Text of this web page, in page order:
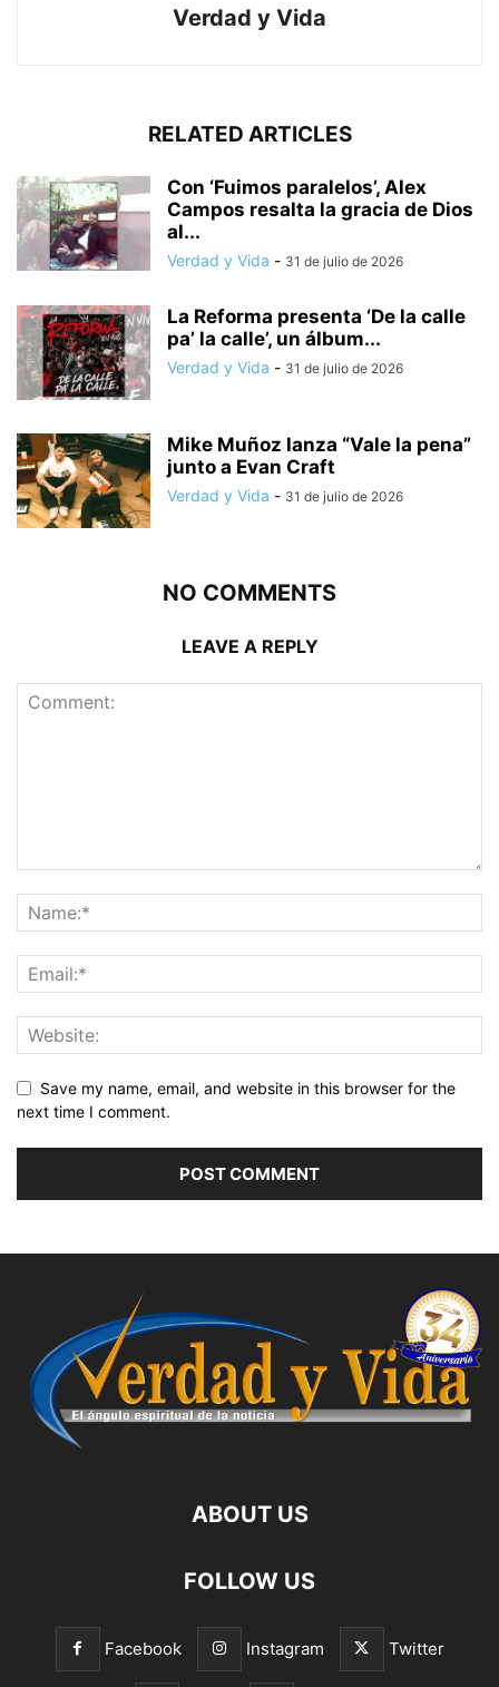
Verdad y Vida
RELATED ARTICLES
Con ‘Fuimos paralelos’, Alex
Campos resalta la gracia de Dios
al...
Verdad y Vida - 31 de julio de 2026
La Reforma presenta ‘De la calle
pa’ la calle’, un álbum...
Verdad y Vida - 31 de julio de 2026
Mike Muñoz lanza “Vale la pena”
junto a Evan Craft
Verdad y Vida - 31 de julio de 2026
NO COMMENTS
LEAVE A REPLY
Save my name, email, and website in this browser for the
next time I comment.
ABOUT US
FOLLOW US
Facebook Instagram Twitter